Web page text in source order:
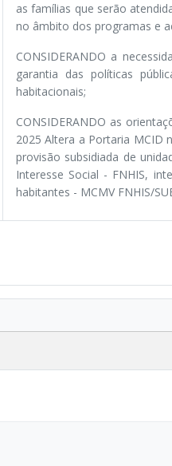
as famílias que serão
no âmbito dos programas e
CONSIDERANDO a
garantia das políticas
habitacionais;
CONSIDERANDO as
2025 Altera a Portaria MCID
provisão subsidiada de
Interesse Social - FNHIS,
habitantes - MCMV FNHIS/